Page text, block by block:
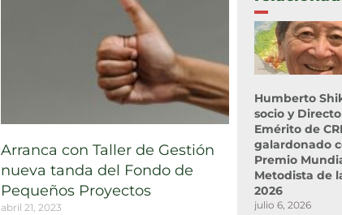
Arranca con Taller de Gestión
nueva tanda del Fondo de
Pequeños Proyectos
abril 21, 2023
Humberto
socio y
Emérito de
galardonado
Premio
Metodista de
2026
julio 6, 2026